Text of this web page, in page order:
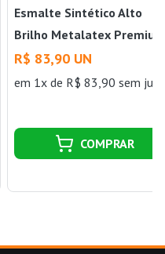
Esmalte Sintético Alto
Brilho Metalatex
para Madeiras e Metais
Litros Preto Sherwin
R$ 83,90 UN
em 1x de R$ 83,90 sem
COMPRAR